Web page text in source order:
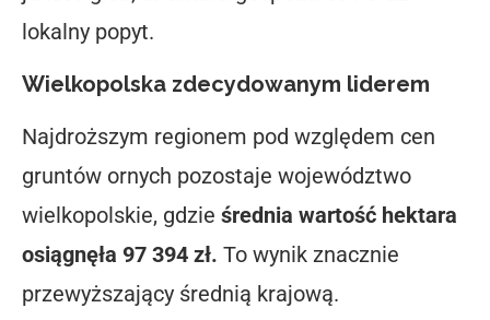
lokalny popyt.
Wielkopolska zdecydowanym liderem
Najdroższym regionem pod względem cen
gruntów ornych pozostaje województwo
wielkopolskie, gdzie średnia wartość hektara
osiągnęła 97 394 zł. To wynik znacznie
przewyższający średnią krajową.